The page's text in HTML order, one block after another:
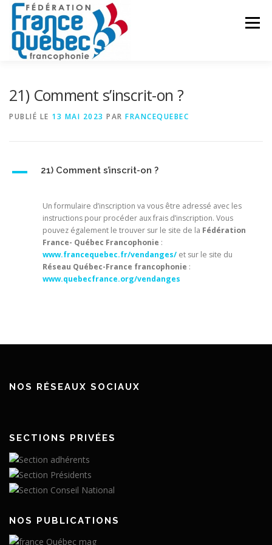
Aller
contenu
Menu
INTRANET
21) Comment s’inscrit-on ?
PUBLIÉ LE 13 MAI 2023 PAR FRANCEQUEBEC
A 21) Comment s’inscrit-on ?
Un formulaire d’inscription va vous être adressé avec les
instructions pour procéder aux frais d’inscription. Vous
pouvez également le trouver sur le site de la Fédération
France- Québec Francophonie :
www.francequebec.fr/vendanges/ et sur le site du
Réseau Québec-France francophonie :
www.quebecfrance.org/vendanges
NOS RÉSEAUX SOCIAUX
SECTIONS PRIVÉES
NOS PUBLICATIONS